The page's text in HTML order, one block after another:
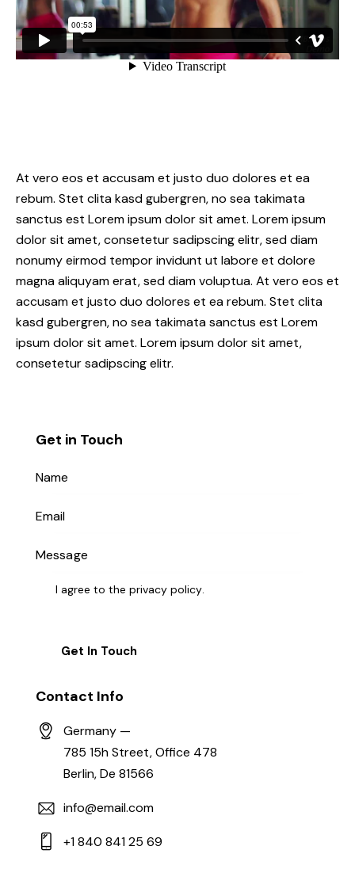
At vero eos et accusam et justo duo dolores et ea
rebum. Stet clita kasd gubergren, no sea takimata
sanctus est Lorem ipsum dolor sit amet. Lorem ipsum
dolor sit amet, consetetur sadipscing elitr, sed diam
nonumy eirmod tempor invidunt ut labore et dolore
magna aliquyam erat, sed diam voluptua. At vero eos et
accusam et justo duo dolores et ea rebum. Stet clita
kasd gubergren, no sea takimata sanctus est Lorem
ipsum dolor sit amet. Lorem ipsum dolor sit amet,
consetetur sadipscing elitr.
Get in Touch
I agree to theprivacy policy.
Contact Info
Germany —
785 15h Street, Office 478
Berlin, De 81566
info@email.com
+1 840 841 25 69